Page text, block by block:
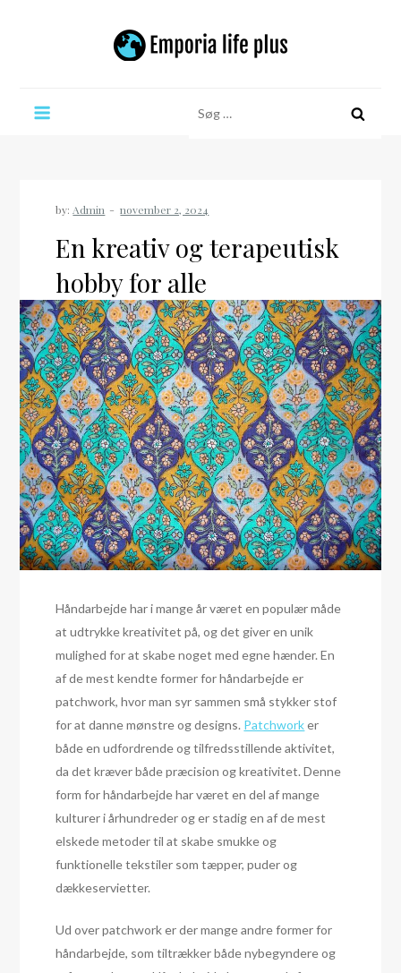
efter:
by: Admin
En kreativ og terapeutisk
hobby for alle
Håndarbejde har i mange år været en populær måde
at udtrykke kreativitet på, og det giver en unik
mulighed for at skabe noget med egne hænder. En
af de mest kendte former for håndarbejde er
patchwork, hvor man syr sammen små stykker stof
for at danne mønstre og designs. Patchworker
både en udfordrende og tilfredsstillende aktivitet,
da det kræver både præcision og kreativitet. Denne
form for håndarbejde har været en del af mange
kulturer i århundreder og er stadig en af de mest
elskede metoder til at skabe smukke og
funktionelle tekstiler som tæpper, puder og
dækkeservietter.
Ud over patchwork er der mange andre former for
håndarbejde, som tiltrækker både nybegyndere og